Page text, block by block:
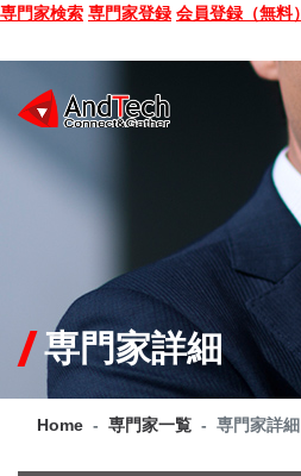
専門家検索 専門家登録 会員登録（無料）
CONSULTING
SERVICE
COMPANY
Q&A
専門家詳細
Home 専門家一覧 専門家詳細